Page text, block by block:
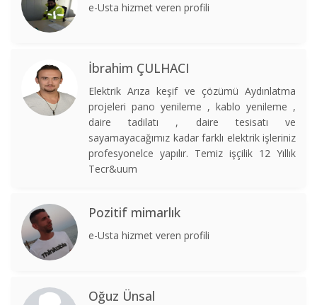
e-Usta hizmet veren profili
İbrahim ÇULHACI
Elektrik Arıza keşif ve çözümü Aydınlatma
projeleri pano yenileme , kablo yenileme ,
daire tadilatı , daire tesisatı ve
sayamayacağımız kadar farklı elektrik işleriniz
profesyonelce yapılır. Temiz işçilik 12 Yıllık
Tecr&uum
Pozitif mimarlık
e-Usta hizmet veren profili
Oğuz Ünsal